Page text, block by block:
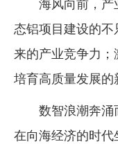
海风向前，产
态铝项目建设的
来的产业竞争力
培育高质量发展的
数智浪潮奔涌
在向海经济的时